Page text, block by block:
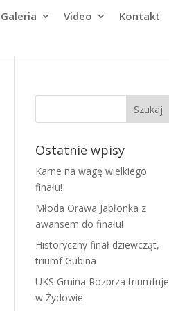
Galeria Video Kontakt
Ostatnie wpisy
Karne na wagę wielkiego
finału!
Młoda Orawa Jabłonka z
awansem do finału!
Historyczny finał dziewcząt,
triumf Gubina
UKS Gmina Rozprza triumfuje
w Żydowie